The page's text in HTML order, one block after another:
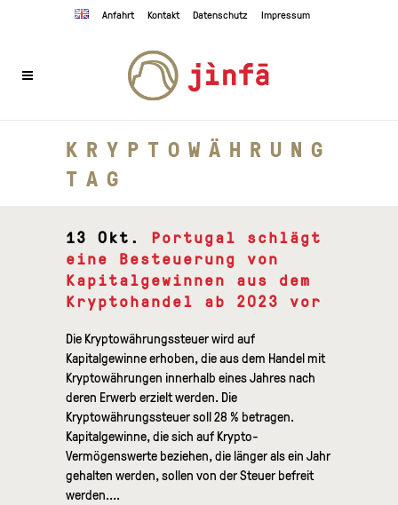
Anfahrt Kontakt Datenschutz Impressum
KRYPTOWÄHRUNG
TAG
13 Okt.
Portugal schlägt
eine Besteuerung von
Kapitalgewinnen aus dem
Kryptohandel ab 2023 vor
Die Kryptowährungssteuer wird auf
Kapitalgewinne erhoben, die aus dem Handel mit
Kryptowährungen innerhalb eines Jahres nach
deren Erwerb erzielt werden. Die
Kryptowährungssteuer soll 28 % betragen.
Kapitalgewinne, die sich auf Krypto-
Vermögenswerte beziehen, die länger als ein Jahr
gehalten werden, sollen von der Steuer befreit
werden....